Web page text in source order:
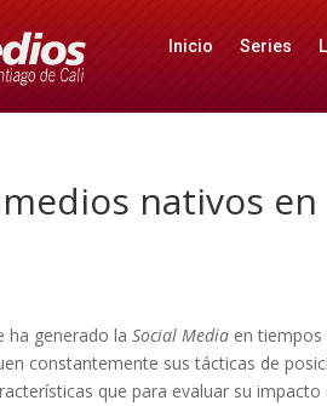
Inicio Series
nativos
ha generado laSocial Media en tiempos
constantemente sus tácticas de
que para evaluar su